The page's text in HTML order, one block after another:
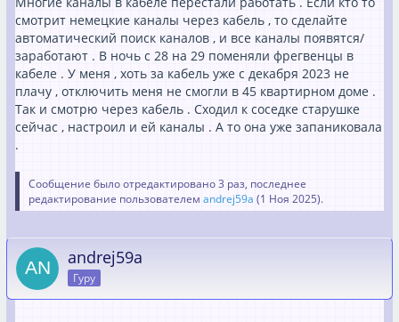
смотрит немецкие каналы через кабель , то сделайте
автоматический поиск каналов , и все каналы появятся/
заработают . В ночь с 28 на 29 поменяли фрегвенцы в
кабеле . У меня , хоть за кабель уже с декабря 2023 не
плачу , отключить меня не смогли в 45 квартирном доме .
Так и смотрю через кабель . Сходил к соседке старушке
сейчас , настроил и ей каналы . А то она уже запаниковала
.
Сообщение было отредактировано 3 раз, последнее
редактирование пользователем andrej59a (1 Ноя 2025).
andrej59a
Гуру